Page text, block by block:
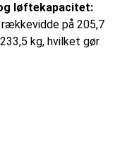
løftekapacitet:
rækkevidde på 205,7
kg, hvilket gør